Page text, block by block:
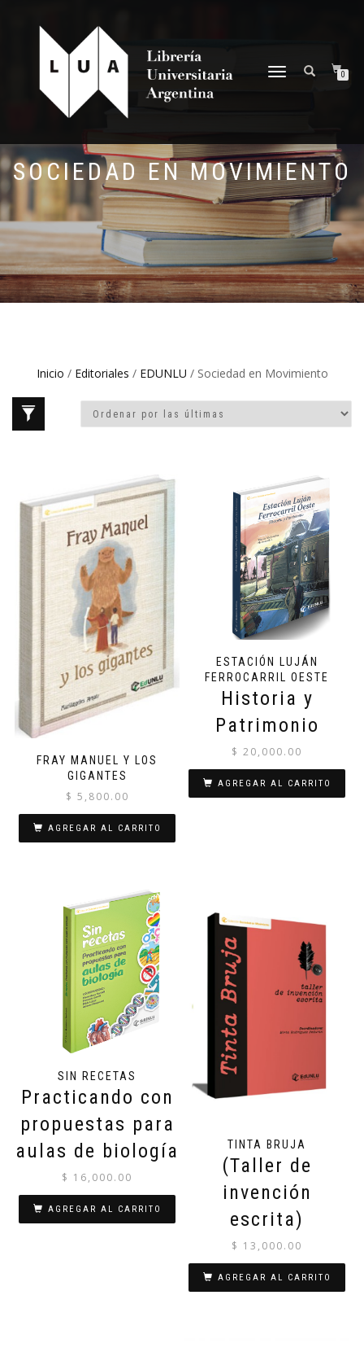
NAVEGACIÓN
0
SOCIEDAD EN MOVIMIENTO
Inicio / Editoriales / EDUNLU / Sociedad en Movimiento
FRAY MANUEL Y LOS
GIGANTES
$ 5,800.00
AGREGAR AL CARRITO
ESTACIÓN LUJÁN
FERROCARRIL OESTE
Historia y
Patrimonio
$ 20,000.00
AGREGAR AL CARRITO
SIN RECETAS
Practicando con
propuestas para
aulas de biología
$ 16,000.00
AGREGAR AL CARRITO
TINTA BRUJA
(Taller de
invención
escrita)
$ 13,000.00
AGREGAR AL CARRITO